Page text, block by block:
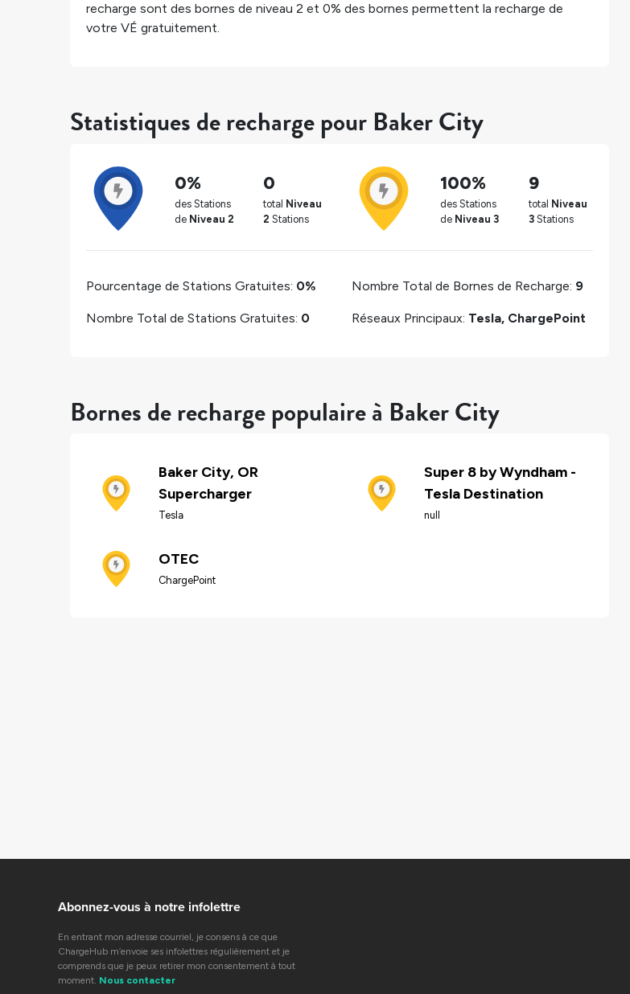
recharge sont des bornes de niveau 2 et 0% des bornes permettent la recharge de
votre VÉ gratuitement.
Statistiques de recharge pour Baker City
0%
des Stations
de Niveau 2
0
total Niveau
2 Stations
100%
des Stations
de Niveau 3
9
total Niveau
3 Stations
Pourcentage de Stations Gratuites: 0%
Nombre Total de Stations Gratuites: 0
Nombre Total de Bornes de Recharge: 9
Réseaux Principaux: Tesla, ChargePoint
Bornes de recharge populaire à Baker City
Baker City, OR
Supercharger
Tesla
Super 8 by Wyndham -
Tesla Destination
null
OTEC
ChargePoint
Abonnez-vous à notre infolettre
En entrant mon adresse courriel, je consens à ce que
ChargeHub m’envoie ses infolettres régulièrement et je
comprends que je peux retirer mon consentement à tout
moment. Nous contacter